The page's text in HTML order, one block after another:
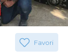
Favori